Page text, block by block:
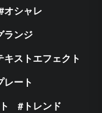
オシャレ
ランジ
キストエフェクト
レート
トレンド